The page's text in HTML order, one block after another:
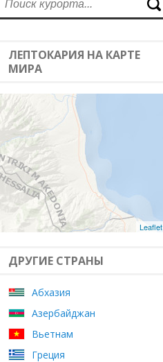
ЛЕПТОКАРИЯ НА КАРТЕ
МИРА
Leaflet
ДРУГИЕ СТРАНЫ
Абхазия
Азербайджан
Вьетнам
Греция